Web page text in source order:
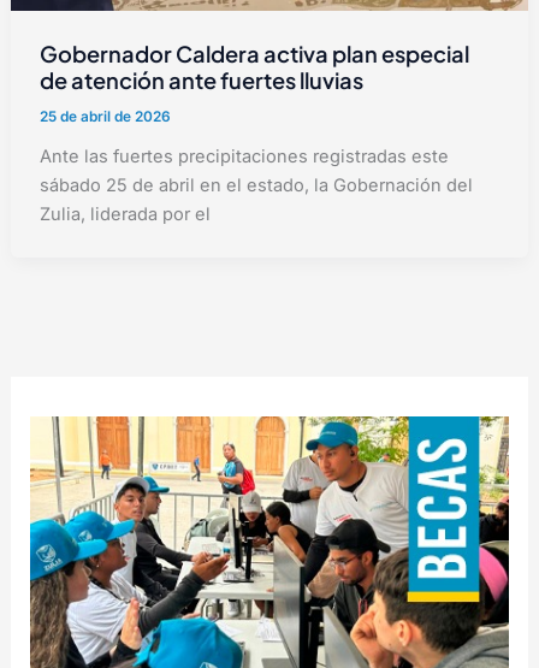
Gobernador Caldera activa plan especial
de atención ante fuertes lluvias
25 de abril de 2026
Ante las fuertes precipitaciones registradas este
sábado 25 de abril en el estado, la Gobernación del
Zulia, liderada por el